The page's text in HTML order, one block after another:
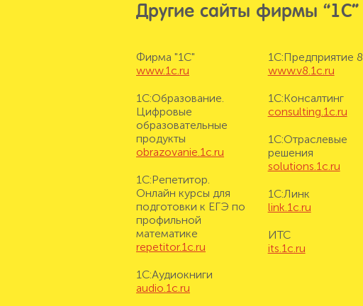
Другие сайты фирмы “1С”
Фирма "1С"
www.1c.ru
1С:Образование.
Цифровые
образовательные
продукты
obrazovanie.1c.ru
1С:Репетитор.
Онлайн курсы для
подготовки к ЕГЭ по
профильной
математике
repetitor.1c.ru
1С:Аудиокниги
audio.1c.ru
1С:Предприятие 8
www.v8.1c.ru
1С:Консалтинг
consulting.1c.ru
1С:Отраслевые
решения
solutions.1c.ru
1С:Линк
link.1c.ru
ИТС
its.1c.ru